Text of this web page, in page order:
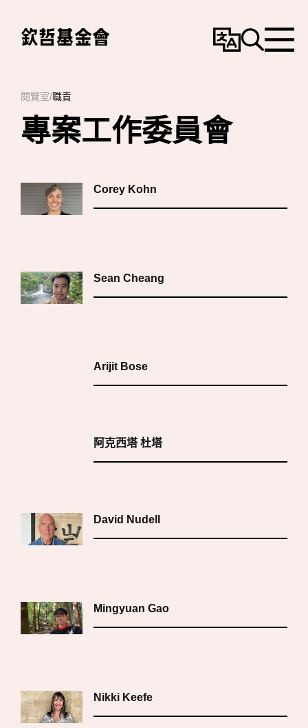
變
搜
選
閱覽室/職責
專案工作委員會
Corey Kohn
Sean Cheang
Arijit Bose
阿克西塔 杜塔
David Nudell
Mingyuan Gao
Nikki Keefe